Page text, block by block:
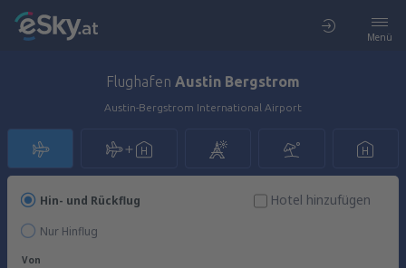
Menü
Flughafen Austin Bergstrom
Austin-Bergstrom International Airport
Hin- und Rückflug
Nur Hinflug
Hotel hinzufügen
Von